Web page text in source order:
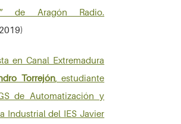
de Aragón Radio.
en Canal Extremadura
Torrejón, estudiante
de Automatización y
Industrial del IES Javier